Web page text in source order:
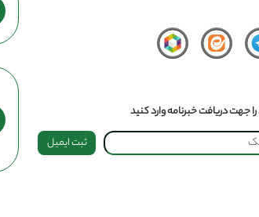
جهت دریافت خبرنامه وارد کنید
ثبت ایمیل